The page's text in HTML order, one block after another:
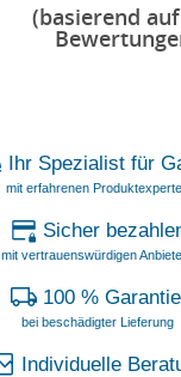
(basierend
Ihr Spezialist für
mit erfahrenen
Sicher
mit vertrauenswürdigen
100 % Garantie
bei beschädigter Lieferung
Individuelle